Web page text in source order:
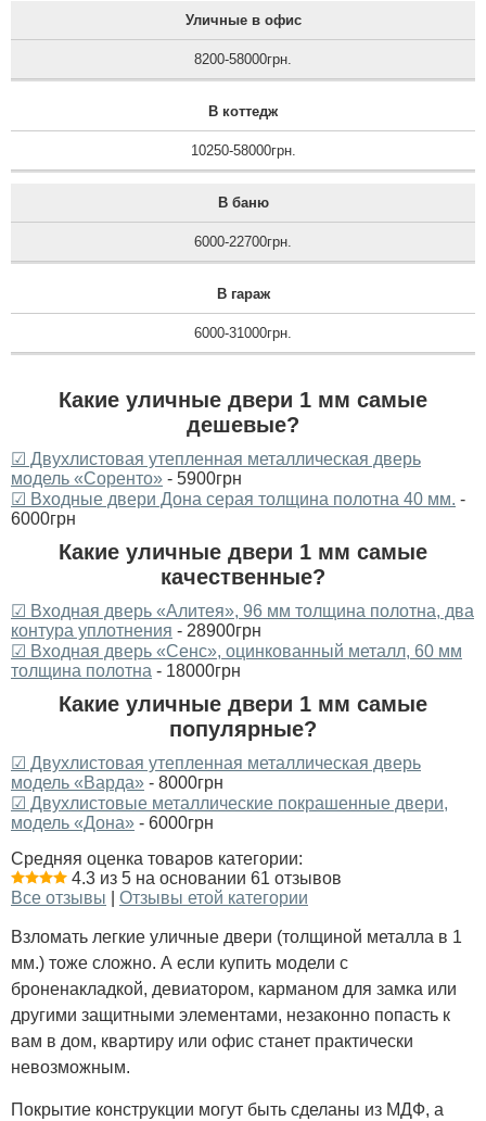
Уличные в офис
8200-58000грн.
В коттедж
10250-58000грн.
В баню
6000-22700грн.
В гараж
6000-31000грн.
Какие уличные двери 1 мм самые
дешевые?
☑ Двухлистовая утепленная металлическая дверь
модель «Соренто» - 5900грн
☑ Входные двери Дона серая толщина полотна 40 мм. -
6000грн
Какие уличные двери 1 мм самые
качественные?
☑ Входная дверь «Алитея», 96 мм толщина полотна, два
контура уплотнения - 28900грн
☑ Входная дверь «Сенс», оцинкованный металл, 60 мм
толщина полотна - 18000грн
Какие уличные двери 1 мм самые
популярные?
☑ Двухлистовая утепленная металлическая дверь
модель «Варда» - 8000грн
☑ Двухлистовые металлические покрашенные двери,
модель «Дона» - 6000грн
Средняя оценка товаров категории:
4.3 из 5 на основании 61 отзывов
Все отзывы
Отзывы етой категории
Взломать легкие уличные двери (толщиной металла в 1
мм.) тоже сложно. А если купить модели с
броненакладкой, девиатором, карманом для замка или
другими защитными элементами, незаконно попасть к
вам в дом, квартиру или офис станет практически
невозможным.
Покрытие конструкции могут быть сделаны из МДФ, а